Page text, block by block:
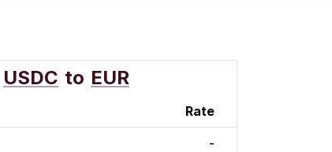
USDC to EUR
Rate
-